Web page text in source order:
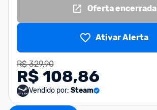
Oferta encerrada
Ativar Alerta
R$ 329,90
R$ 108,86
Vendido por: Steam